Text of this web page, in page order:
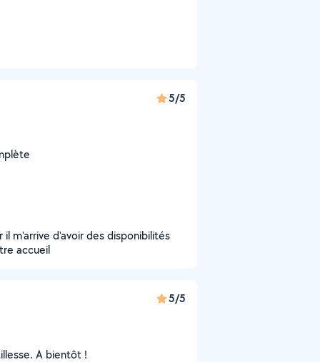
5/5
m'arrive d'avoir des disponibilités
accueil
5/5
A bientôt !